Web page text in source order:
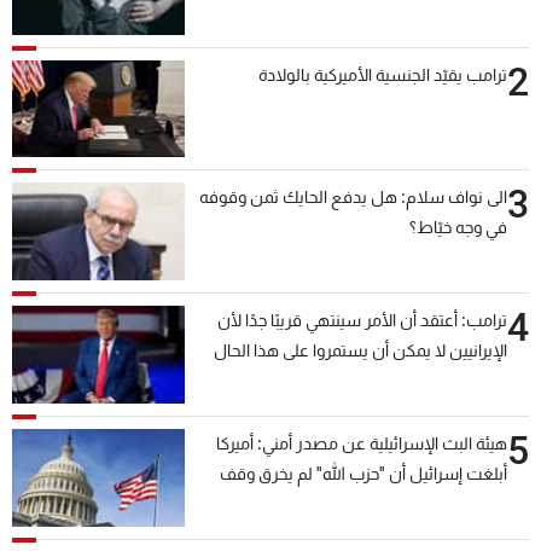
2ترامب يقيّد الجنسية الأميركية بالولادة
3الى نواف سلام: هل يدفع الحايك ثمن وقوفه
في وجه خيّاط؟
4ترامب: أعتقد أن الأمر سينتهي قريبًا جدًا لأن
الإيرانيين لا يمكن أن يستمروا على هذا الحال
5هيئة البث الإسرائيلية عن مصدر أمني: أميركا
أبلغت إسرائيل أن "حزب الله" لم يخرق وقف